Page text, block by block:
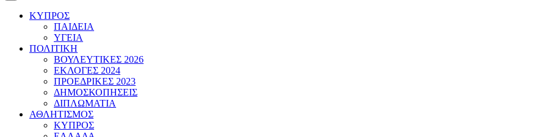
ΚΥΠΡΟΣ
ΠΑΙΔΕΙΑ
ΥΓΕΙΑ
ΠΟΛΙΤΙΚΗ
ΒΟΥΛΕΥΤΙΚΕΣ 2026
ΕΚΛΟΓΕΣ 2024
ΠΡΟΕΔΡΙΚΕΣ 2023
ΔΗΜΟΣΚΟΠΗΣΕΙΣ
ΔΙΠΛΩΜΑΤΙΑ
ΑΘΛΗΤΙΣΜΟΣ
ΚΥΠΡΟΣ